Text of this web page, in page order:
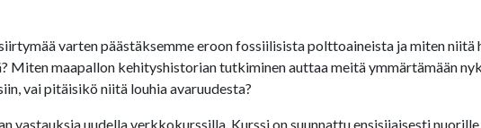
varten päästäksemme eroon fossiilisista polttoaineista ja miten
Miten maapallon kehityshistorian tutkiminen auttaa meitä ymmärtämään
vai pitäisikö niitä louhia avaruudesta?
vastauksia uudella verkkokurssilla. Kurssi on suunnattu ensisijaisesti